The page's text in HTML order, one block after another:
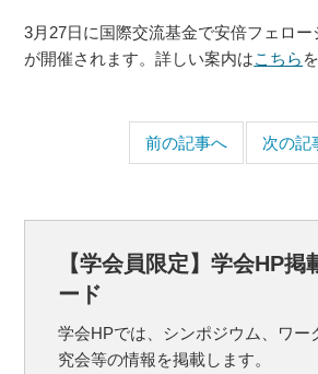
3月27日に国際交流基金で安倍フェロー
が開催されます。詳しい案内はこちら
前の記事へ 次の記
【学会員限定】学会HP掲
ード
学会HPでは、シンポジウム、ワー
究会等の情報を掲載します。